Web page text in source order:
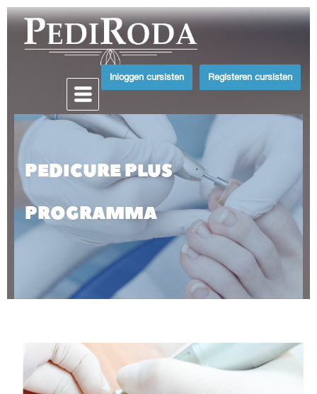
Inloggen cursisten Registeren cursisten
PEDICURE PLUS
PROGRAMMA